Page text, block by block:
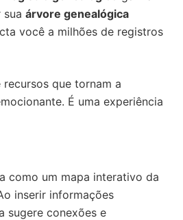
árvore genealógica
você a milhões de registros
que tornam a
É uma experiência
como um mapa interativo da
inserir informações
sugere conexões e